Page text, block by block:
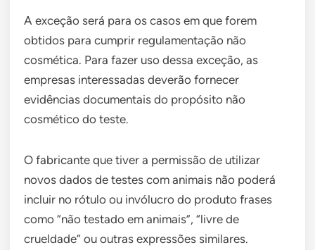
A exceção será para os casos em que forem
obtidos para cumprir regulamentação não
cosmética. Para fazer uso dessa exceção, as
empresas interessadas deverão fornecer
evidências documentais do propósito não
cosmético do teste.
O fabricante que tiver a permissão de utilizar
novos dados de testes com animais não poderá
incluir no rótulo ou invólucro do produto frases
como “não testado em animais”, “livre de
crueldade” ou outras expressões similares.